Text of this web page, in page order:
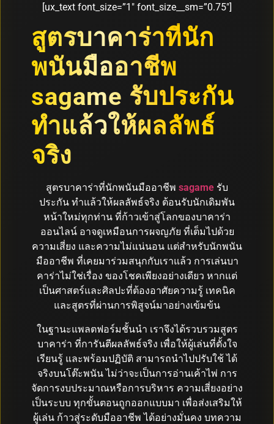
[ux_text font_size=”1″ font_size__sm=”0.75″]
สูตรบาคาร่าที่นัก
พนันมืออาชีพ
sagame รับประกัน
ทำแล้วให้ผลลัพธ์
จริง
สูตรบาคาร่าที่นักพนันมืออาชีพ sagame รับ
ประกัน ทำแล้วให้ผลลัพธ์จริง ต้อนรับนักเดิมพัน
หน้าใหม่ทุกท่าน ที่ก้าวเข้าสู่โลกของบาคาร่า
ออนไลน์ อาจดูเหมือนการผจญภัย ที่เต็มไปด้วย
ความเสี่ยง และความไม่แน่นอน แต่สำหรับนักพนัน
มืออาชีพ ที่เคยมาร่วมสนุกกับเราแล้ว การเล่นบา
คาร่าไม่ใช่เรื่อง ของโชคเพียงอย่างเดียว หากแต่
เป็นศาสตร์และศิลปะที่ต้องอาศัยความรู้ เทคนิค
และสูตรที่ผ่านการพิสูจน์มาอย่างเข้มข้น
ในฐานะแพลตฟอร์มชั้นนำ เราจึงได้รวบรวมสูตร
บาคาร่า ที่การันตีผลลัพธ์จริง เพื่อให้ผู้เล่นที่ตั้งใจ
เรียนรู้ และพร้อมปฏิบัติ สามารถนำไปปรับใช้ ได้
จริงบนโต๊ะพนัน ไม่ว่าจะเป็นการอ่านเค้าไพ่ การ
จัดการงบประมาณหรือการบริหาร ความเสี่ยงอย่าง
เป็นระบบ ทุกขั้นตอนถูกออกแบบมา เพื่อส่งเสริมให้
ผู้เล่น ก้าวสู่ระดับมืออาชีพ ได้อย่างมั่นคง บทความ